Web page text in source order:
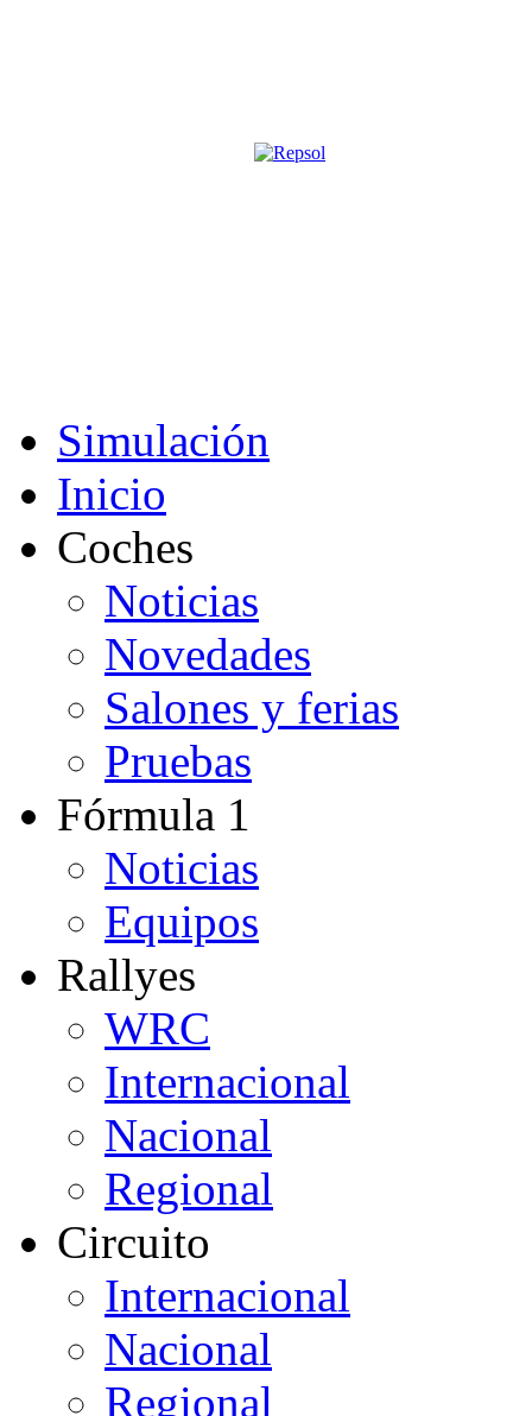
Simulación
Inicio
Coches
Noticias
Novedades
Salones y ferias
Pruebas
Fórmula 1
Noticias
Equipos
Rallyes
WRC
Internacional
Nacional
Regional
Circuito
Internacional
Nacional
Regional